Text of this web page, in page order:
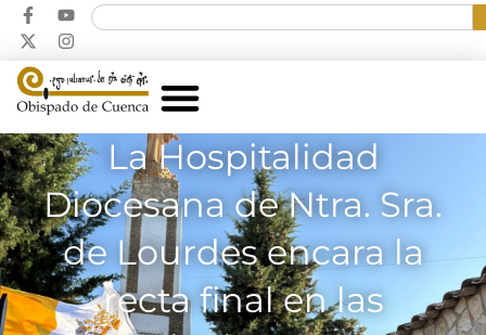
La Hospitalidad
Diocesana de Ntra. Sra.
de Lourdes encara la
recta final en las